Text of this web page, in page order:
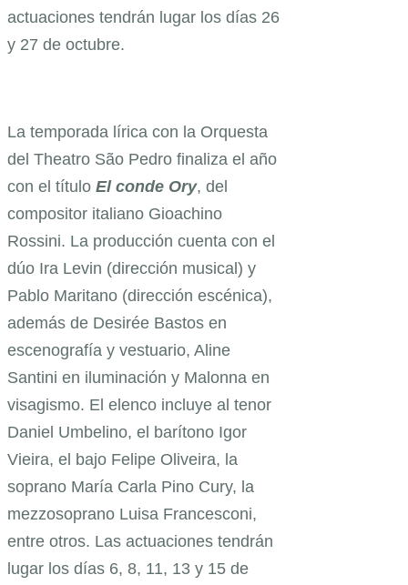
actuaciones tendrán lugar los días 26
y 27 de octubre.
La temporada lírica con la Orquesta
del Theatro São Pedro finaliza el año
con el título El conde Ory, del
compositor italiano Gioachino
Rossini. La producción cuenta con el
dúo Ira Levin (dirección musical) y
Pablo Maritano (dirección escénica),
además de Desirée Bastos en
escenografía y vestuario, Aline
Santini en iluminación y Malonna en
visagismo. El elenco incluye al tenor
Daniel Umbelino, el barítono Igor
Vieira, el bajo Felipe Oliveira, la
soprano María Carla Pino Cury, la
mezzosoprano Luisa Francesconi,
entre otros. Las actuaciones tendrán
lugar los días 6, 8, 11, 13 y 15 de